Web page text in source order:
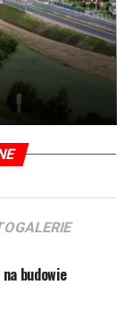
budowie